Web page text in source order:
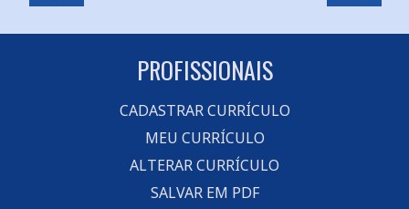
PROFISSIONAIS
CADASTRAR CURRÍCULO
MEU CURRÍCULO
ALTERAR CURRÍCULO
SALVAR EM PDF